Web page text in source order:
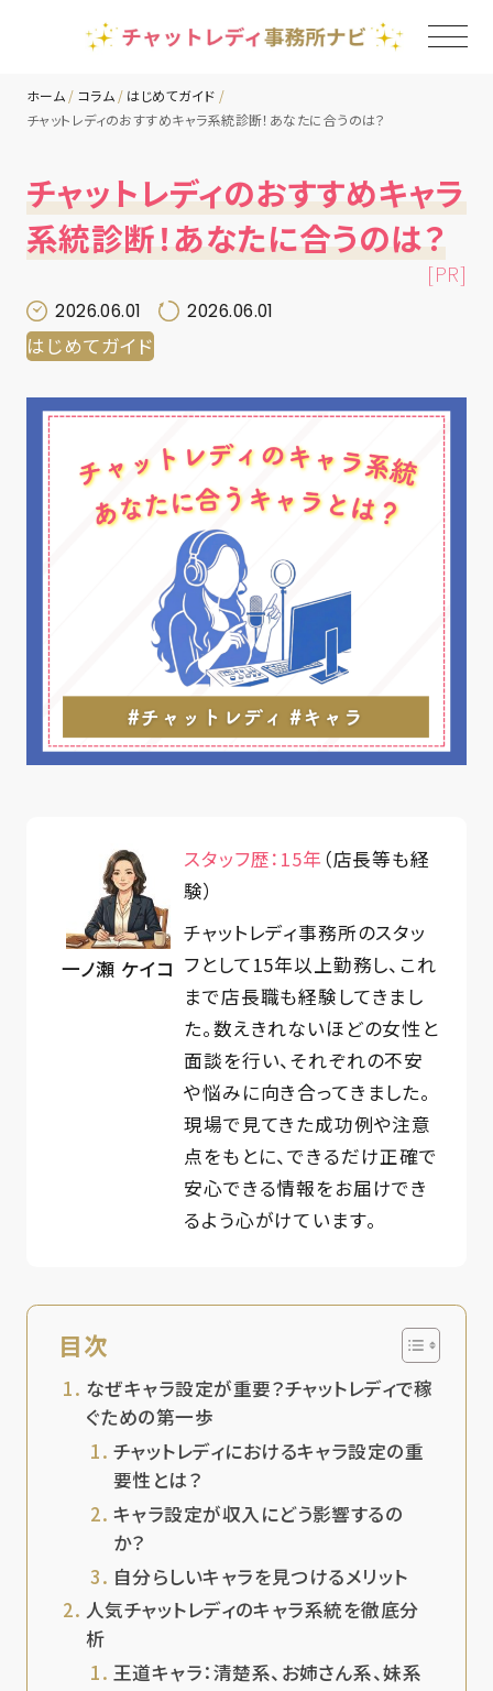
チャットレディ事務所一覧
コラム
ホーム コラム
はじめてガイド
チャットレディのおすすめキャラ系統診断！あなたに合うのは？
チャットレディのおすすめキャラ
系統診断！あなたに合うのは？
[PR]
2026.06.01 2026.06.01
はじめてガイド
一ノ瀬 ケイコ
スタッフ歴：15年 （店長等も経
験）
チャットレディ事務所のスタッ
フとして15年以上勤務し、これ
まで店長職も経験してきまし
た。数えきれないほどの女性と
面談を行い、それぞれの不安
や悩みに向き合ってきました。
現場で見てきた成功例や注意
点をもとに、できるだけ正確で
安心できる情報をお届けでき
るよう心がけています。
目次
なぜキャラ設定が重要？チャットレディで稼
ぐための第一歩
チャットレディにおけるキャラ設定の重
要性とは？
キャラ設定が収入にどう影響するの
か？
自分らしいキャラを見つけるメリット
人気チャットレディのキャラ系統を徹底分
析
王道キャラ：清楚系、お姉さん系、妹系